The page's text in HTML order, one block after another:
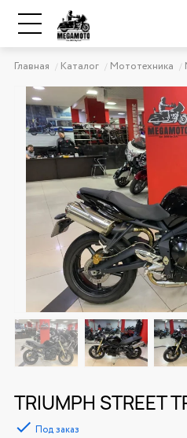
Главная Каталог Мототехника
TRIUMPH STREET
Под заказ